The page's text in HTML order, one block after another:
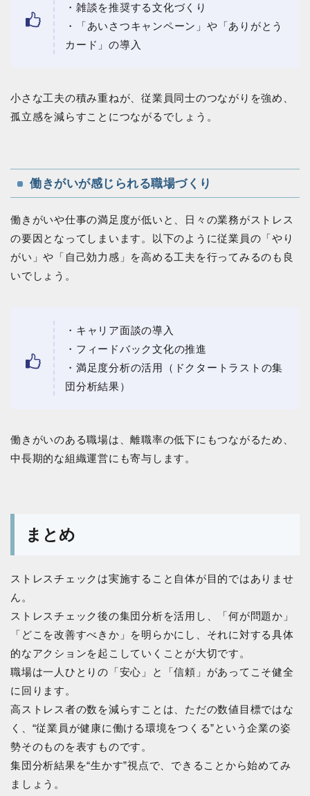
・雑談を推奨する文化づくり
・「あいさつキャンペーン」や「ありがとう
カード」の導入
小さな工夫の積み重ねが、従業員同士のつながりを強め、
孤立感を減らすことにつながるでしょう。
働きがいが感じられる職場づくり
働きがいや仕事の満足度が低いと、日々の業務がストレス
の要因となってしまいます。以下のように従業員の「やり
がい」や「自己効力感」を高める工夫を行ってみるのも良
いでしょう。
・キャリア面談の導入
・フィードバック文化の推進
・満足度分析の活用（ドクタートラストの集
団分析結果）
働きがいのある職場は、離職率の低下にもつながるため、
中長期的な組織運営にも寄与します。
まとめ
ストレスチェックは実施すること自体が目的ではありませ
ん。
ストレスチェック後の集団分析を活用し、「何が問題か」
「どこを改善すべきか」を明らかにし、それに対する具体
的なアクションを起こしていくことが大切です。
職場は一人ひとりの「安心」と「信頼」があってこそ健全
に回ります。
高ストレス者の数を減らすことは、ただの数値目標ではな
く、“従業員が健康に働ける環境をつくる”という企業の姿
勢そのものを表すものです。
集団分析結果を“生かす”視点で、できることから始めてみ
ましょう。